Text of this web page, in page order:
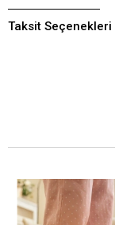
Taksit Seçenekleri